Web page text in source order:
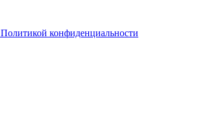
Политикой конфиденциальности